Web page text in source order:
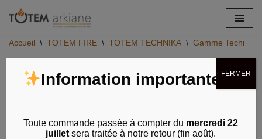
au
Accueil \ TOTEM FIRE \ TOTEM TECHNIKA \ Gamme Technika
Information importante
Toute commande passée à compter du mercredi 22
juillet sera traitée à notre retour (fin août).
FERMER